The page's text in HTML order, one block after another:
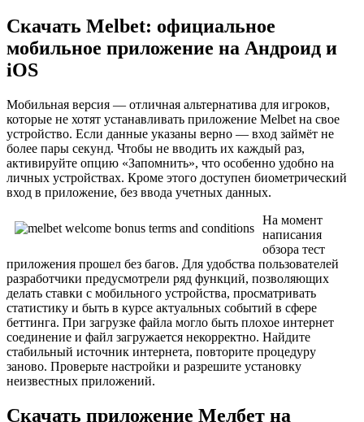
Скачать Melbet: официальное
мобильное приложение на Андроид и
iOS
Мобильная версия — отличная альтернатива для игроков,
которые не хотят устанавливать приложение Melbet на свое
устройство. Если данные указаны верно — вход займёт не
более пары секунд. Чтобы не вводить их каждый раз,
активируйте опцию «Запомнить», что особенно удобно на
личных устройствах. Кроме этого доступен биометрический
вход в приложение, без ввода учетных данных.
На момент
написания
обзора тест
приложения прошел без багов. Для удобства пользователей
разработчики предусмотрели ряд функций, позволяющих
делать ставки с мобильного устройства, просматривать
статистику и быть в курсе актуальных событий в сфере
беттинга. При загрузке файла могло быть плохое интернет
соединение и файл загружается некорректно. Найдите
стабильный источник интернета, повторите процедуру
заново. Проверьте настройки и разрешите установку
неизвестных приложений.
Скачать приложение Мелбет на